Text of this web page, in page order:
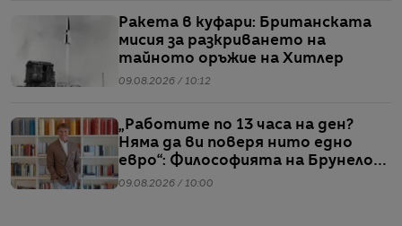
Ракета в куфари: Британската
мисия за разкриването на
тайното оръжие на Хитлер
09.08.2026 / 10:12
„Работите по 13 часа на ден?
Няма да ви поверя нито едно
евро“: Философията на Брунело
Кучинели за бизнеса и живота
09.08.2026 / 10:00